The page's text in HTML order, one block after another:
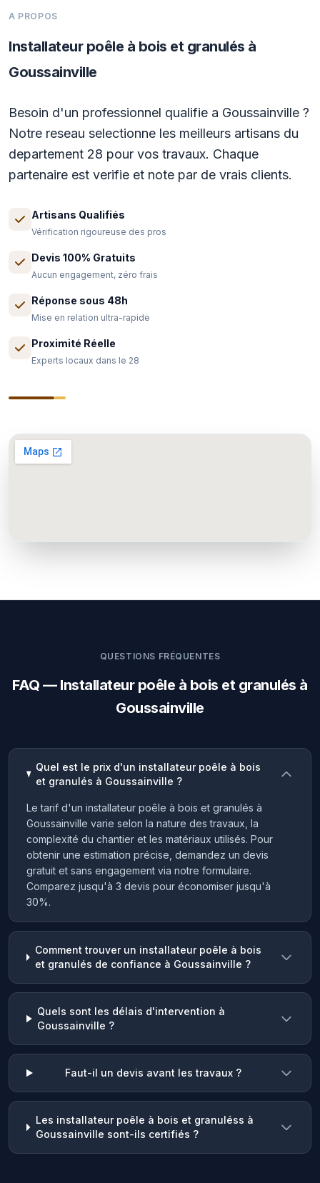
A PROPOS
Installateur poêle à bois et granulés à
Goussainville
Besoin d'un professionnel qualifie a Goussainville ?
Notre reseau selectionne les meilleurs artisans du
departement 28 pour vos travaux. Chaque
partenaire est verifie et note par de vrais clients.
Artisans Qualifiés
Vérification rigoureuse des pros
Devis 100% Gratuits
Aucun engagement, zéro frais
Réponse sous 48h
Mise en relation ultra-rapide
Proximité Réelle
Experts locaux dans le 28
QUESTIONS FRÉQUENTES
FAQ — Installateur poêle à bois et granulés à
Goussainville
Quel est le prix d'un installateur poêle à bois
et granulés à Goussainville ?
Le tarif d'un installateur poêle à bois et granulés à
Goussainville varie selon la nature des travaux, la
complexité du chantier et les matériaux utilisés. Pour
obtenir une estimation précise, demandez un devis
gratuit et sans engagement via notre formulaire.
Comparez jusqu'à 3 devis pour économiser jusqu'à
30%.
Comment trouver un installateur poêle à bois
et granulés de confiance à Goussainville ?
Quels sont les délais d'intervention à
Goussainville ?
Faut-il un devis avant les travaux ?
Les installateur poêle à bois et granuléss à
Goussainville sont-ils certifiés ?